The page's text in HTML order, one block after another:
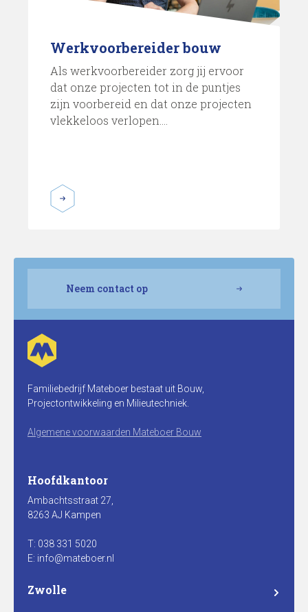
Werkvoorbereider bouw
Als werkvoorbereider zorg jij ervoor
dat onze projecten tot in de puntjes
zijn voorbereid en dat onze projecten
vlekkeloos verlopen....
Neem contact op
Familiebedrijf Mateboer bestaat uit Bouw,
Projectontwikkeling en Milieutechniek.
Algemene voorwaarden Mateboer Bouw
Hoofdkantoor
Ambachtsstraat 27,
8263 AJ Kampen
T: 038 331 5020
E: info@mateboer.nl
Zwolle